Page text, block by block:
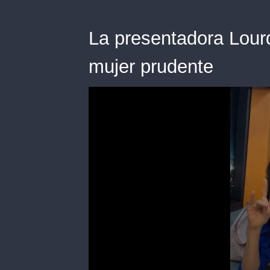
La presentadora
mujer prudente